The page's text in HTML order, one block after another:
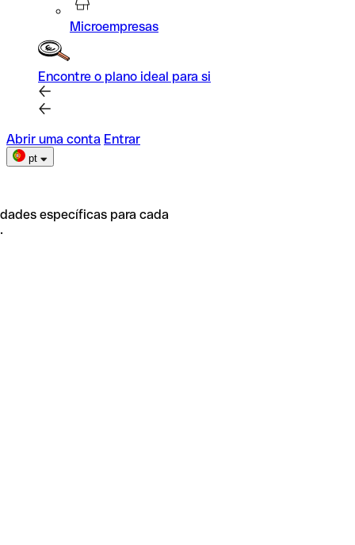
Microempresas
Encontre o plano ideal para si
Abrir uma conta Entrar
pt
específicas para cada